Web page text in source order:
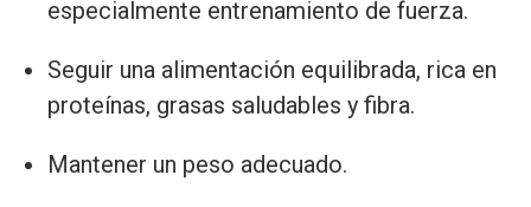
especialmente entrenamiento de fuerza.
Seguir una alimentación equilibrada, rica en
proteínas, grasas saludables y fibra.
Mantener un peso adecuado.